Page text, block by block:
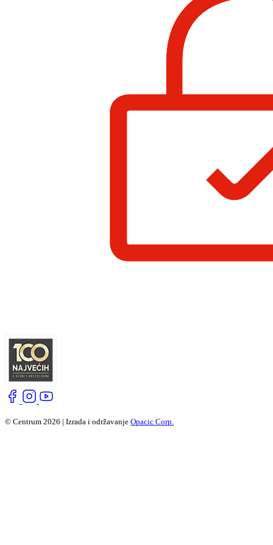
© Centrum 2026 | Izrada i održavanje Opacic Corp.